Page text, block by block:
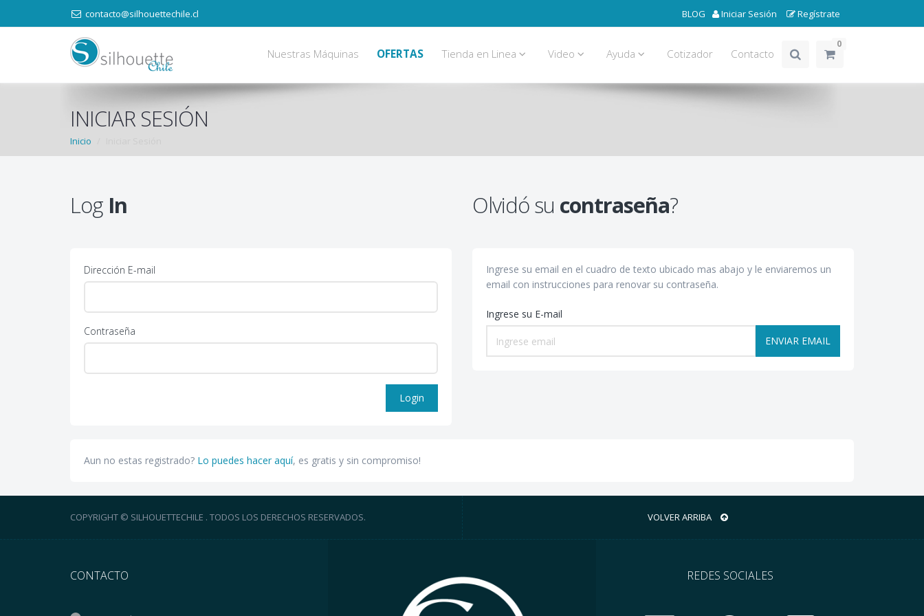
contacto@silhouettechile.cl Iniciar Sesión Regístrate
BLOG
Nuestras Máquinas OFERTAS Tienda en Linea Video Ayuda Cotizador Contacto
0
INICIAR SESIÓN
Inicio
Log In
Dirección E-mail
Contraseña
Login
Olvidó su contraseña?
Ingrese su email en el cuadro de texto ubicado mas abajo y le enviaremos un
email con instrucciones para renovar su contraseña.
Ingrese su E-mail
ENVIAR EMAIL
Aun no estas registrado? Lo puedes hacer aquí, es gratis y sin compromiso!
COPYRIGHT © SILHOUETTECHILE . TODOS LOS DERECHOS RESERVADOS. VOLVER ARRIBA
CONTACTO REDES SOCIALES